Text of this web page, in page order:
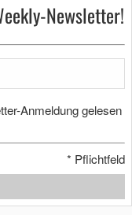
Newsletter!
Anmeldung gelesen
* Pflichtfeld